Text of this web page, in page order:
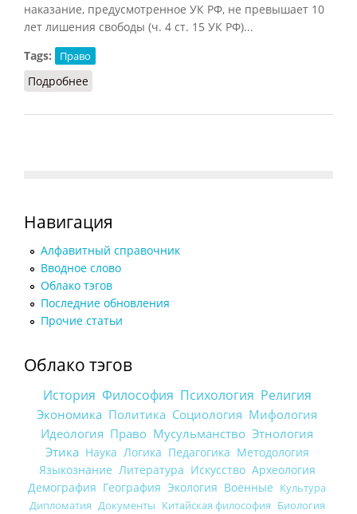
наказание, предусмотренное УК РФ, не превышает 10
лет лишения свободы (ч. 4 ст. 15 УК РФ)...
Tags:
Право
Подробнее
Навигация
Алфавитный справочник
Вводное слово
Облако тэгов
Последние обновления
Прочие статьи
Облако тэгов
История Философия Психология Религия
Экономика Политика Социология Мифология
Идеология Право Мусульманство Этнология
Этика Наука Логика Педагогика Методология
Языкознание Литература Искусство Археология
Демография География Экология Военные Культура
Дипломатия Документы Китайская философия Биология